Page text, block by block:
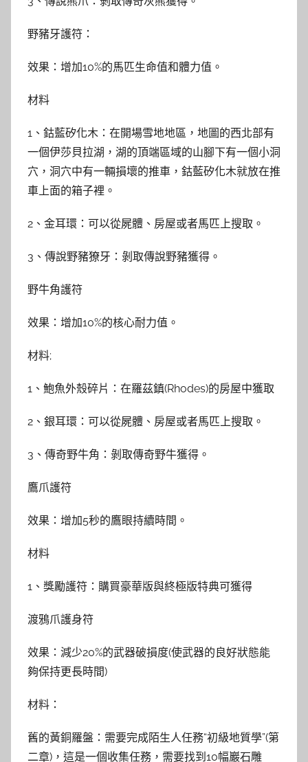
野豬牙護符：
效果：增加10%的馬匹生命值和體力值。
材料
1、鈷藍矽化木：在開場雪地地區，地圖的西北部有
一個伊莎貝拉湖，湖的頂端區域的山腳下有一個小洞
穴，洞穴中有一輛損壞的推車，鈷藍矽化木就放在推
車上面的箱子裡。
2、金耳環：可以從屍體、房屋或者馬匹上搜取。
3、傳說野豬獠牙：剝取傳說野豬獲得。
野牛角護符
效果：增加10%的核心耐力值。
材料;
1、鮑魚外殼碎片：在羅茲鎮(Rhodes)的房屋中獲取
2、銀耳環：可以從屍體、房屋或者馬匹上搜取。
3、傳奇野牛角：剝取傳奇野牛獲得。
鷹爪護符
效果：增加5秒的鷹眼持續時間。
材料
1、獎勵護符：購買豪華版與終極版特典可獲得
渡鴉爪護身符
效果：減少20%的武器破損度(使武器的良好狀態能
夠保持更長時間)
材料：
舊的黃銅羅盤：需要完成陌生人任務“初級地質學”(第
二章)，這是一個收集任務，需要找到10幅巖石雕